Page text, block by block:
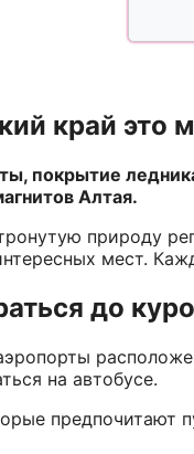
край это
покрытие
Алтая.
природу
мест.
до
на автобусе.
предпочитают